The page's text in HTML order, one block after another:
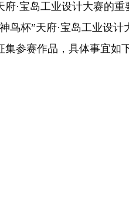
·宝岛工业设计大赛的重
鸟杯”天府·宝岛工业设计
集参赛作品，具体事宜如